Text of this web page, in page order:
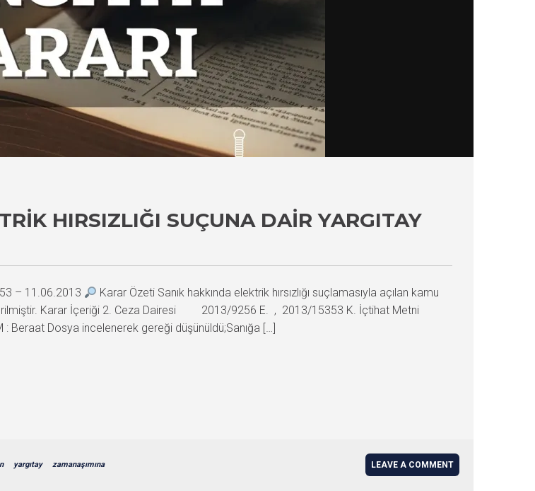
HIRSIZLIĞI SUÇUNA DAIR YARGITAY
– 11.06.2013
Karar Özeti Sanık hakkında elektrik hırsızlığı suçlamasıyla açılan kamu
verilmiştir. Karar İçeriği 2. Ceza Dairesi 2013/9256 E. , 2013/15353 K. İçtihat Metni
: Beraat Dosya incelenerek gereği düşünüldü;Sanığa […]
yargıtay zamanaşımına LEAVE A COMMENT